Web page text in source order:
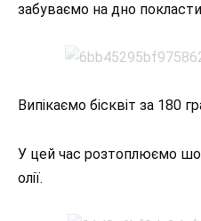
забуваємо на дно
Випікаємо бісквіт за 180
У цей час розтоплюємо
олії.